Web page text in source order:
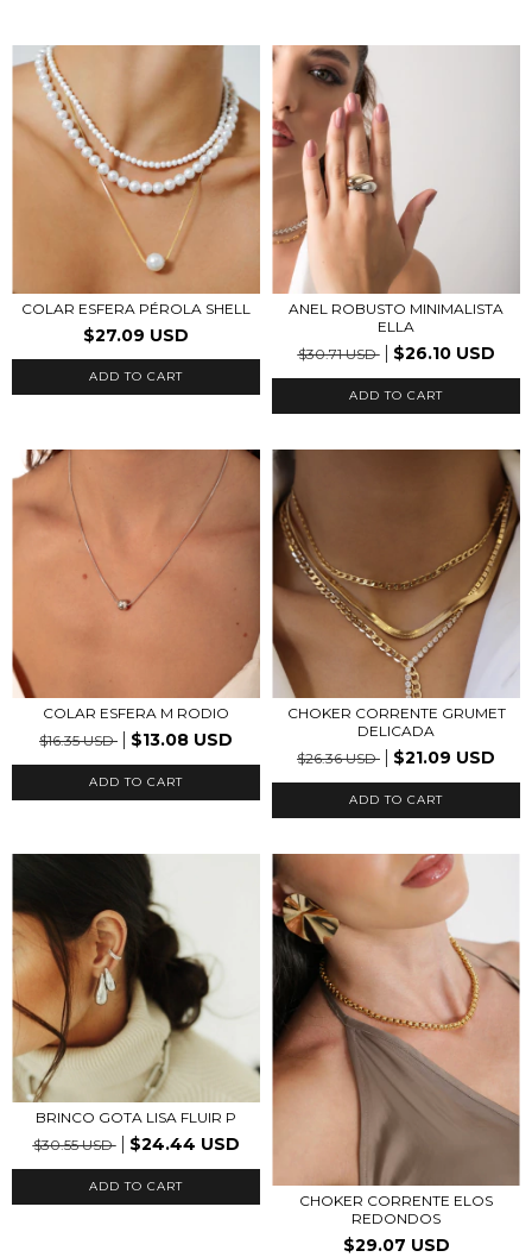
COLAR ESFERA PÉROLA SHELL
$27.09 USD
ANEL ROBUSTO MINIMALISTA
ELLA
$30.71 USD
$26.10 USD
ADD TO CART
COLAR ESFERA M RODIO
$16.35 USD
$13.08 USD
CHOKER CORRENTE GRUMET
DELICADA
$26.36 USD
$21.09 USD
ADD TO CART
BRINCO GOTA LISA FLUIR P
$30.55 USD
$24.44 USD
ADD TO CART
CHOKER CORRENTE ELOS
REDONDOS
$29.07 USD